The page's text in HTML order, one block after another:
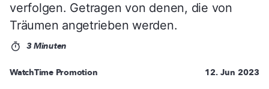
verfolgen. Getragen von denen, die von
Träumen angetrieben werden.
3 Minuten
WatchTime Promotion 12. Jun 2023